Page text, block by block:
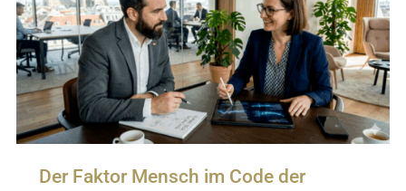
Der Faktor Mensch im Code der